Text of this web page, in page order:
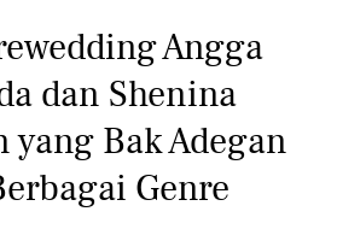
Angga
dan Shenina
yang Bak Adegan
Genre